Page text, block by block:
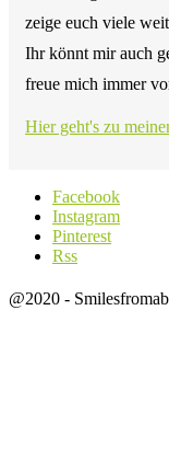
zeige euch viele
Ihr könnt mir auch
freue mich immer
Hier geht's zu
Facebook
Instagram
Pinterest
Rss
@2020 -